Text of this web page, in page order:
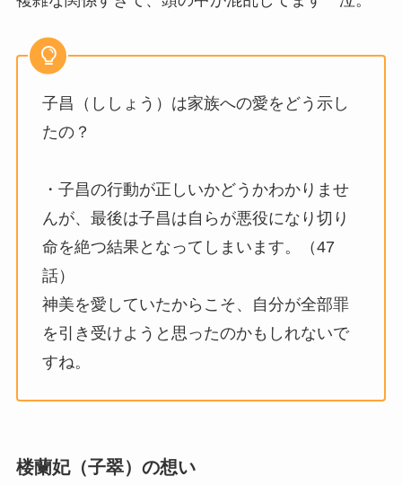
子昌（ししょう）は家族への愛をどう示し
たの？
・子昌の行動が正しいかどうかわかりませ
んが、最後は子昌は自らが悪役になり切り
命を絶つ結果となってしまいます。（47
話）
神美を愛していたからこそ、自分が全部罪
を引き受けようと思ったのかもしれないで
すね。
楼蘭妃（子翠）の想い